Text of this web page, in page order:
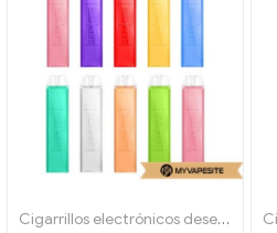
Cigarrillos electrónicos desechables